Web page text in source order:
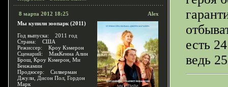
8 марта 2012 18:25
Alex
Мы купили зоопарк (2011)
Год выпуска: 2011 год
Страна: США
Режиссер: Кроу Кэмерон
Сценарий: МакКенна Алин
Брош, Кроу Кэмерон, Ми
Бенжамин
Продюсер: Силверман
Джули, Дисон Пол, Гордон
Марк
есть
ведь